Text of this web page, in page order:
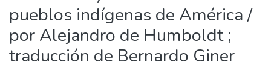
pueblos indígenas de América /
por Alejandro de Humboldt ;
traducción de Bernardo Giner